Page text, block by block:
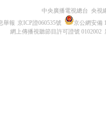
中央廣播電視總台 央視
舉報 京ICP證060535號
京公網安備
網上傳播視聽節目許可證號 0102002